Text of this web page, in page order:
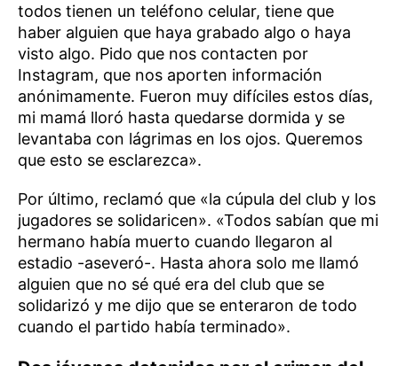
todos tienen un teléfono celular, tiene que
haber alguien que haya grabado algo o haya
visto algo. Pido que nos contacten por
Instagram, que nos aporten información
anónimamente. Fueron muy difíciles estos días,
mi mamá lloró hasta quedarse dormida y se
levantaba con lágrimas en los ojos. Queremos
que esto se esclarezca».
Por último, reclamó que «la cúpula del club y los
jugadores se solidaricen». «Todos sabían que mi
hermano había muerto cuando llegaron al
estadio -aseveró-. Hasta ahora solo me llamó
alguien que no sé qué era del club que se
solidarizó y me dijo que se enteraron de todo
cuando el partido había terminado».